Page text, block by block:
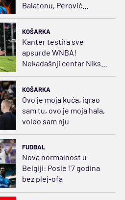
Balatonu, Perović
napustio Dinamo, Lavovi
sve jači
KOŠARKA
Kanter testira sve
apsurde WNBA!
Nekadašnji centar Niksa
želi da bude košarkašica
KOŠARKA
Ovo je moja kuća, igrao
sam tu, ovo je moja hala,
voleo sam nju
FUDBAL
Nova normalnost u
Belgiji: Posle 17 godina
bez plej-ofa